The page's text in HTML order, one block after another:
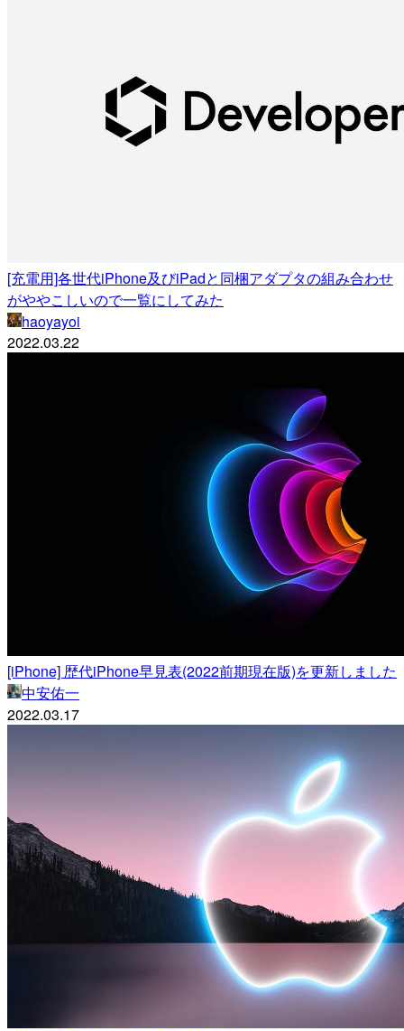
[充電用]各世代iPhone及びiPadと同梱アダプタの組み合わせ
がややこしいので一覧にしてみた
haoyayoi
2022.03.22
[iPhone] 歴代iPhone早見表(2022前期現在版)を更新しました
中安佑一
2022.03.17